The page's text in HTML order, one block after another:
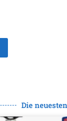
Die